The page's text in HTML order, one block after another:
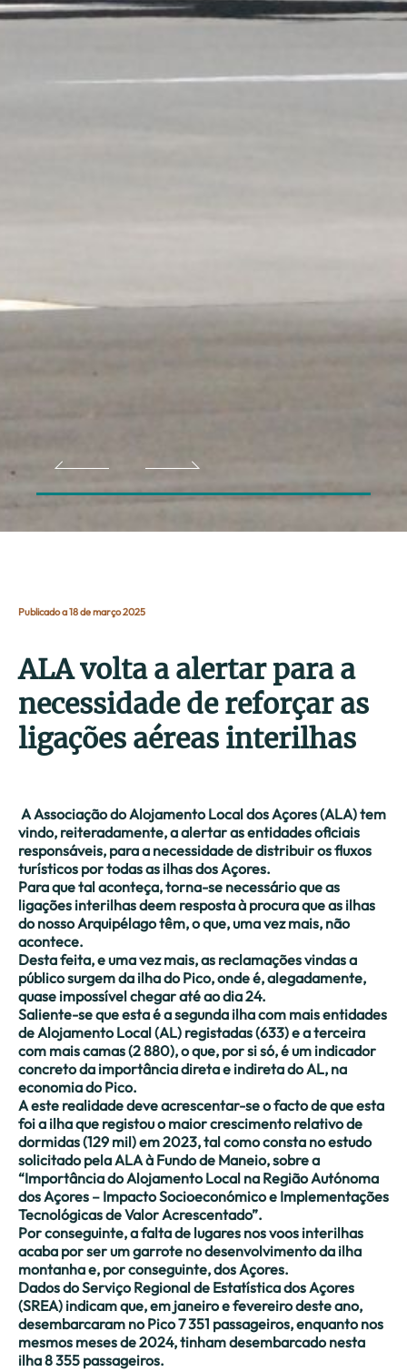
Publicado a 18 de março 2025
ALA volta a alertar para a
necessidade de reforçar as
ligações aéreas interilhas
A Associação do Alojamento Local dos Açores (ALA) tem
vindo, reiteradamente, a alertar as entidades oficiais
responsáveis, para a necessidade de distribuir os fluxos
turísticos por todas as ilhas dos Açores.
Para que tal aconteça, torna-se necessário que as
ligações interilhas deem resposta à procura que as ilhas
do nosso Arquipélago têm, o que, uma vez mais, não
acontece.
Desta feita, e uma vez mais, as reclamações vindas a
público surgem da ilha do Pico, onde é, alegadamente,
quase impossível chegar até ao dia 24.
Saliente-se que esta é a segunda ilha com mais entidades
de Alojamento Local (AL) registadas (633) e a terceira
com mais camas (2 880), o que, por si só, é um indicador
concreto da importância direta e indireta do AL, na
economia do Pico.
A este realidade deve acrescentar-se o facto de que esta
foi a ilha que registou o maior crescimento relativo de
dormidas (129 mil) em 2023, tal como consta no estudo
solicitado pela ALA à Fundo de Maneio, sobre a
“Importância do Alojamento Local na Região Autónoma
dos Açores – Impacto Socioeconómico e Implementações
Tecnológicas de Valor Acrescentado”.
Por conseguinte, a falta de lugares nos voos interilhas
acaba por ser um garrote no desenvolvimento da ilha
montanha e, por conseguinte, dos Açores.
Dados do Serviço Regional de Estatística dos Açores
(SREA) indicam que, em janeiro e fevereiro deste ano,
desembarcaram no Pico 7 351 passageiros, enquanto nos
mesmos meses de 2024, tinham desembarcado nesta
ilha 8 355 passageiros.